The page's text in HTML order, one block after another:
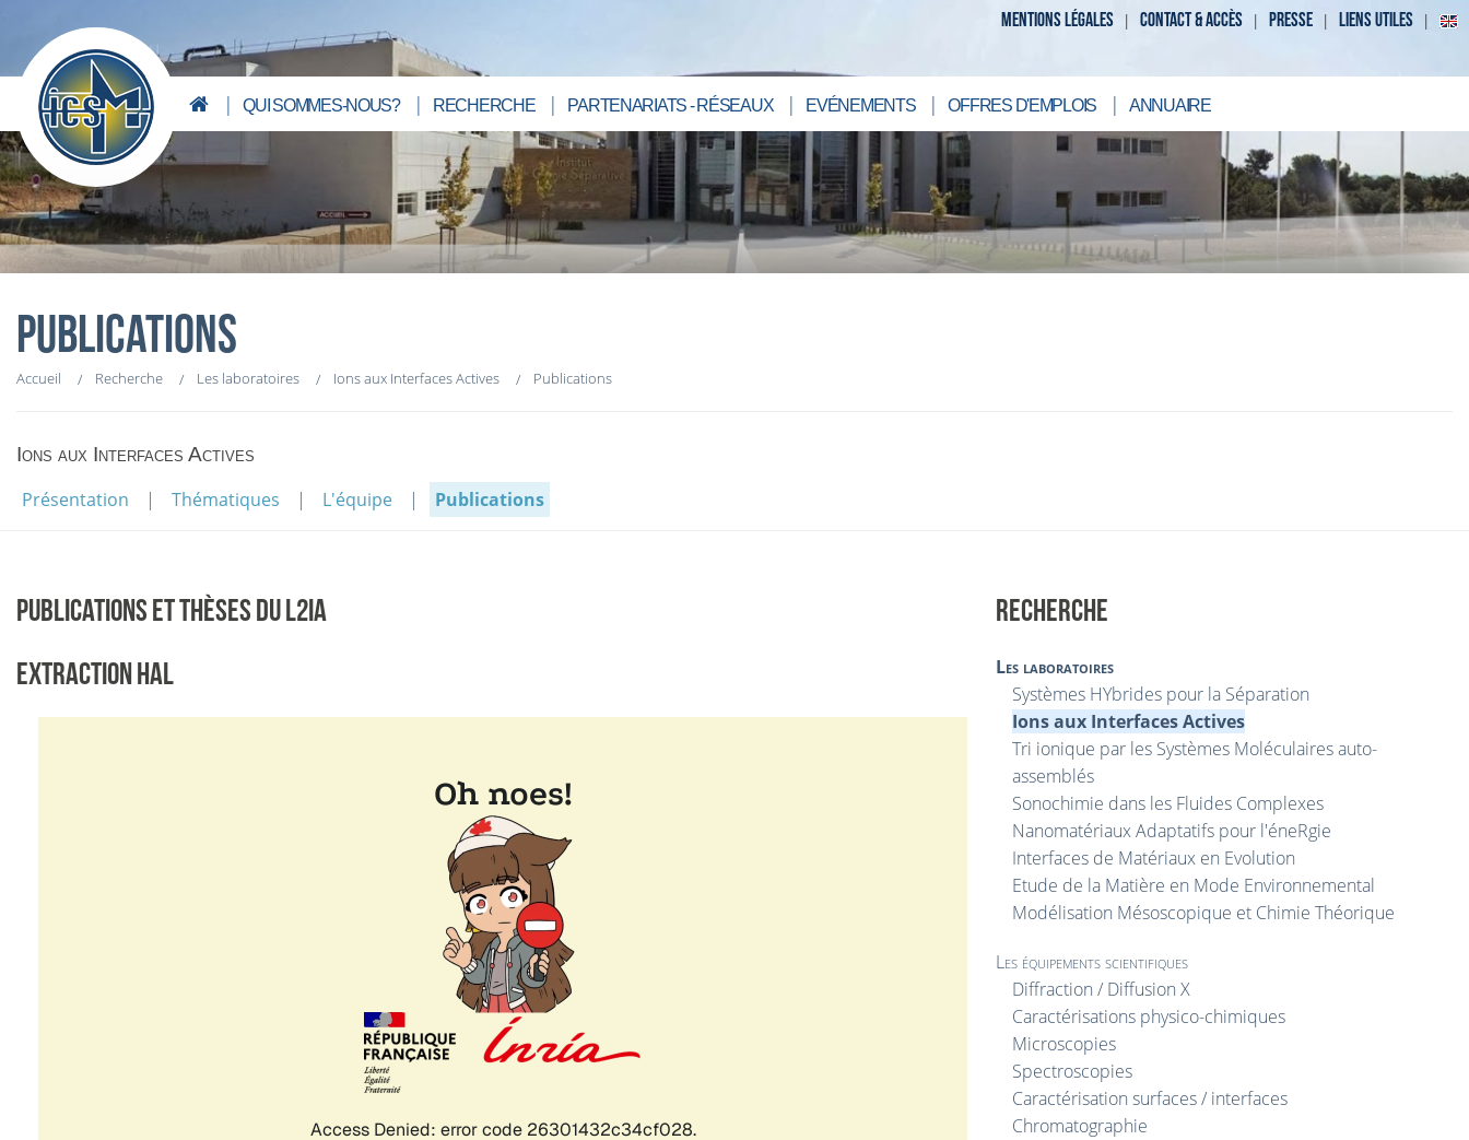
MENTIONS LÉGALES CONTACT & ACCÈS PRESSE LIENS UTILES
QUI SOMMES-NOUS? RECHERCHE PARTENARIATS - RÉSEAUX EVÉNEMENTS OFFRES D'EMPLOIS ANNUAIRE
PUBLICATIONS
Accueil Recherche Les laboratoires Ions aux Interfaces Actives Publications
Ions aux Interfaces Actives
Présentation Thématiques L'équipe Publications
PUBLICATIONS ET THÈSES DU L2IA
EXTRACTION HAL
RECHERCHE
Les laboratoires
Systèmes HYbrides pour la Séparation
Ions aux Interfaces Actives
Tri ionique par les Systèmes Moléculaires auto-
assemblés
Sonochimie dans les Fluides Complexes
Nanomatériaux Adaptatifs pour l'éneRgie
Interfaces de Matériaux en Evolution
Etude de la Matière en Mode Environnemental
Modélisation Mésoscopique et Chimie Théorique
Les équipements scientifiques
Diffraction / Diffusion X
Caractérisations physico-chimiques
Microscopies
Spectroscopies
Caractérisation surfaces / interfaces
Chromatographie